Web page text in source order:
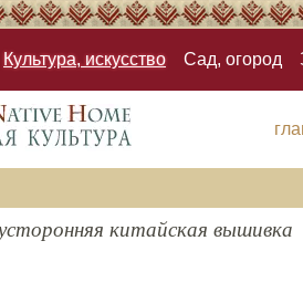
Культура, искусство Сад, огород
китайская вышивка